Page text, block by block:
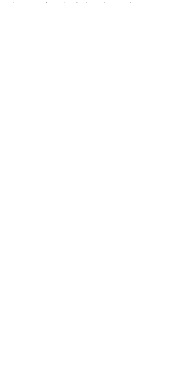
la squadra vincitrice riceverà un